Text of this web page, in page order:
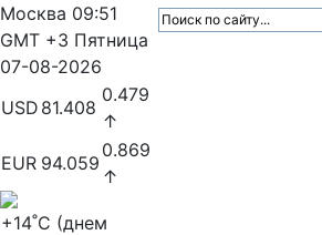
Москва 09:51
GMT +3 Пятница
07-08-2026
USD 81.408
0.479
↑
EUR 94.059
0.869
↑
+14˚C (днем